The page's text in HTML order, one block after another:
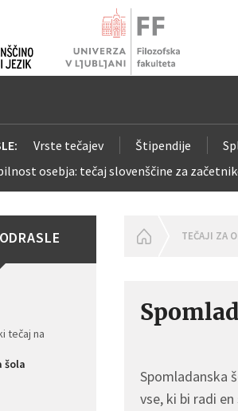
Vrste tečajev Štipendije
osebja: tečaj slovenščine za
tečaj na
šola
HOMEPAGE
TEČAJI ZA
Spomladanska
vse, ki bi radi